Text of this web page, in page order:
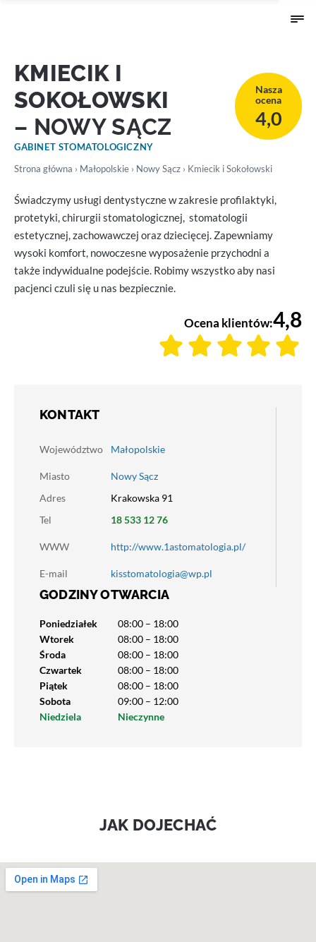
KMIECIK I
SOKOŁOWSKI
– NOWY SĄCZ
GABINET STOMATOLOGICZNY
Nasza
ocena
4,0
Strona główna › Małopolskie › Nowy Sącz › Kmiecik i Sokołowski
Świadczymy usługi dentystyczne w zakresie profilaktyki,
protetyki, chirurgii stomatologicznej, stomatologii
estetycznej, zachowawczej oraz dziecięcej. Zapewniamy
wysoki komfort, nowoczesne wyposażenie przychodni a
także indywidualne podejście. Robimy wszystko aby nasi
pacjenci czuli się u nas bezpiecznie.
Ocena klientów:4,8
KONTAKT
Województwo Małopolskie
Miasto
Nowy Sącz
Adres
Krakowska 91
Tel
18 533 12 76
WWW http://www.1astomatologia.pl/
E-mail kisstomatologia@wp.pl
GODZINY OTWARCIA
Poniedziałek
08:00 – 18:00
Wtorek
08:00 – 18:00
Środa
08:00 – 18:00
Czwartek
08:00 – 18:00
Piątek
08:00 – 18:00
Sobota
09:00 – 12:00
Niedziela
Nieczynne
JAK DOJECHAĆ